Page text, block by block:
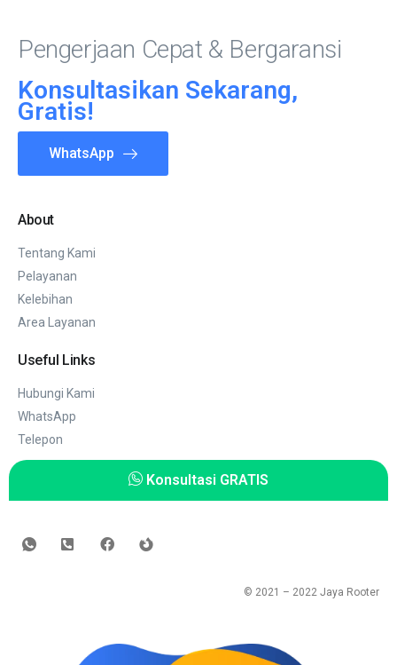
Pengerjaan Cepat & Bergaransi
Konsultasikan Sekarang,
Gratis!
WhatsApp
About
Tentang Kami
Pelayanan
Kelebihan
Area Layanan
Useful Links
Hubungi Kami
WhatsApp
Telepon
Konsultasi GRATIS
© 2021 – 2022 Jaya Rooter